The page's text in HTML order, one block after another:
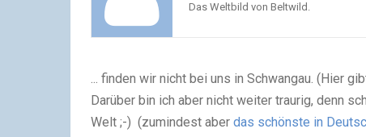
Das Weltbild von Beltwild.
... finden wir nicht bei uns in Schwangau. (Hier
Darüber bin ich aber nicht weiter traurig, denn
Welt ;-) (zumindest aber das schönste in